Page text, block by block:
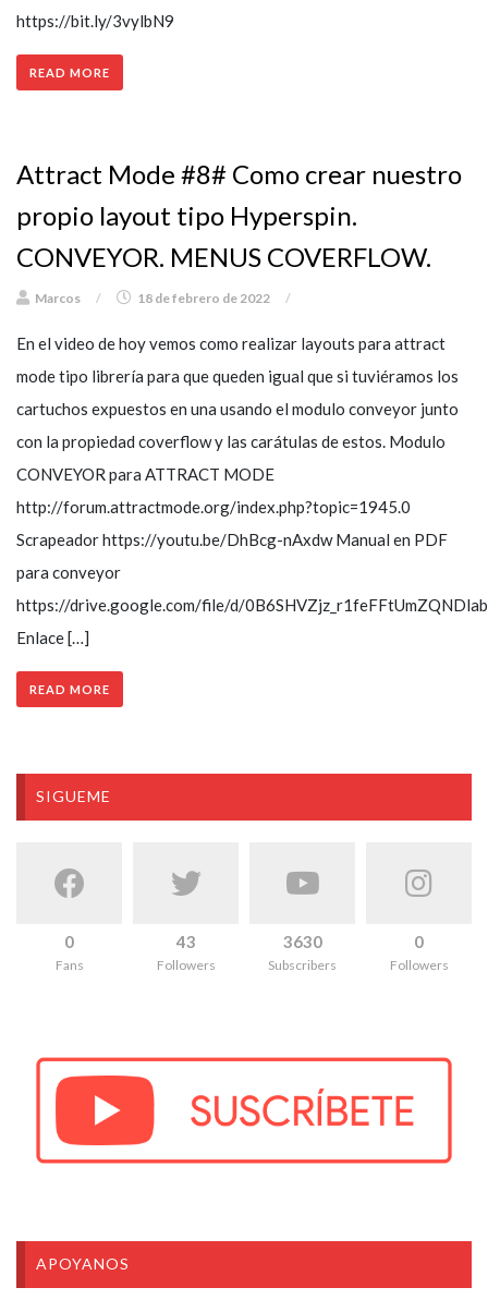
https://bit.ly/3vylbN9
READ MORE
Attract Mode #8# Como crear nuestro
propio layout tipo Hyperspin.
CONVEYOR. MENUS COVERFLOW.
Marcos / 18 de febrero de 2022 /
En el video de hoy vemos como realizar layouts para attract
mode tipo librería para que queden igual que si tuviéramos los
cartuchos expuestos en una usando el modulo conveyor junto
con la propiedad coverflow y las carátulas de estos. Modulo
CONVEYOR para ATTRACT MODE
http://forum.attractmode.org/index.php?topic=1945.0
Scrapeador https://youtu.be/DhBcg-nAxdw Manual en PDF
para conveyor
https://drive.google.com/file/d/
Enlace […]
READ MORE
SIGUEME
0
Fans
43
Followers
3630
Subscribers
0
Followers
APOYANOS